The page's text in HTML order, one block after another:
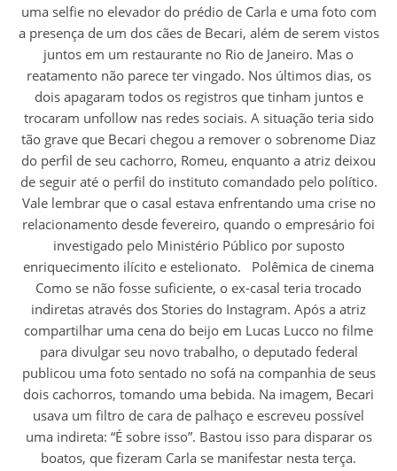
uma selfie no elevador do prédio de Carla e uma foto com
a presença de um dos cães de Becari, além de serem vistos
juntos em um restaurante no Rio de Janeiro. Mas o
reatamento não parece ter vingado. Nos últimos dias, os
dois apagaram todos os registros que tinham juntos e
trocaram unfollow nas redes sociais. A situação teria sido
tão grave que Becari chegou a remover o sobrenome Diaz
do perfil de seu cachorro, Romeu, enquanto a atriz deixou
de seguir até o perfil do instituto comandado pelo político.
Vale lembrar que o casal estava enfrentando uma crise no
relacionamento desde fevereiro, quando o empresário foi
investigado pelo Ministério Público por suposto
enriquecimento ilícito e estelionato. Polêmica de cinema
Como se não fosse suficiente, o ex-casal teria trocado
indiretas através dos Stories do Instagram. Após a atriz
compartilhar uma cena do beijo em Lucas Lucco no filme
para divulgar seu novo trabalho, o deputado federal
publicou uma foto sentado no sofá na companhia de seus
dois cachorros, tomando uma bebida. Na imagem, Becari
usava um filtro de cara de palhaço e escreveu possível
uma indireta: “É sobre isso”. Bastou isso para disparar os
boatos, que fizeram Carla se manifestar nesta terça.